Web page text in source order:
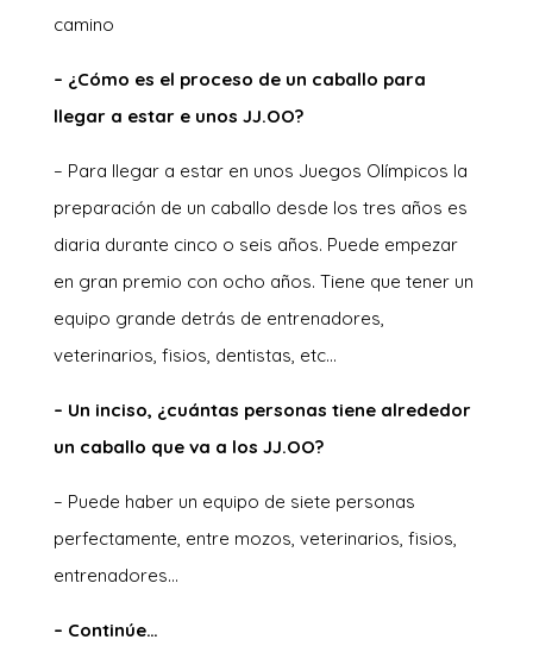
camino
– ¿Cómo es el proceso de un caballo para
llegar a estar e unos JJ.OO?
– Para llegar a estar en unos Juegos Olímpicos la
preparación de un caballo desde los tres años es
diaria durante cinco o seis años. Puede empezar
en gran premio con ocho años. Tiene que tener un
equipo grande detrás de entrenadores,
veterinarios, fisios, dentistas, etc…
– Un inciso, ¿cuántas personas tiene alrededor
un caballo que va a los JJ.OO?
– Puede haber un equipo de siete personas
perfectamente, entre mozos, veterinarios, fisios,
entrenadores…
– Continúe…